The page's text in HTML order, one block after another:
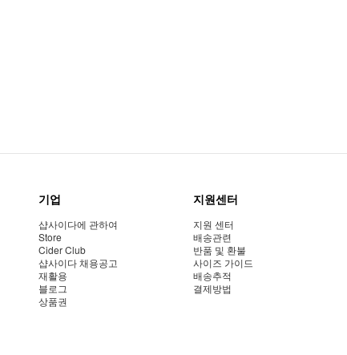
기업
샵사이다에 관하여
Store
Cider Club
샵사이다 채용공고
재활용
블로그
상품권
지원센터
지원 센터
배송관련
반품 및 환불
사이즈 가이드
배송추적
결제방법